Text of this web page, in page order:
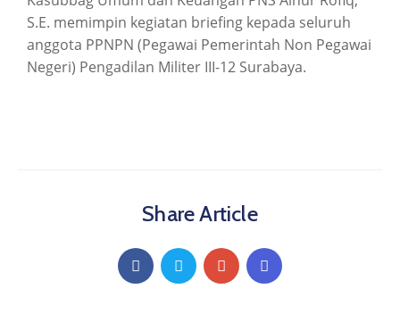
S.E. memimpin kegiatan briefing kepada seluruh
anggota PPNPN (Pegawai Pemerintah Non Pegawai
Negeri) Pengadilan Militer III-12 Surabaya.
Share Article